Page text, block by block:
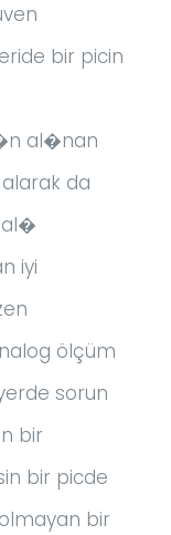
bir picin
al�nan
da
iyi
ölçüm
sorun
bir
bir picde
bir